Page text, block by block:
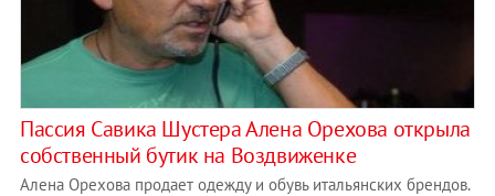
Пассия Савика Шустера Алена Орехова открыла
собственный бутик на Воздвиженке
Алена Орехова продает одежду и обувь итальянских брендов.